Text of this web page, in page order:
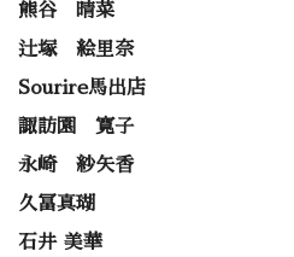
熊谷 晴菜
辻塚 絵里奈
Sourire馬出店
諏訪園 寛子
永崎 紗矢香
久冨真瑚
石井 美華